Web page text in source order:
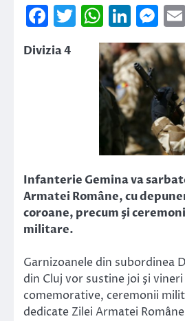
Facebook
Twitter
Divizia 4
Infanterie Gemina va
Armatei Române, cu
coroane, precum şi
militare.
Garnizoanele din subordinea
din Cluj vor sustine joi şi
comemorative, ceremonii
dedicate Zilei Armatei